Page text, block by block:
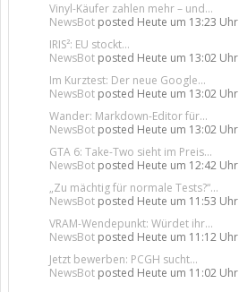
Vinyl-Käufer zahlen mehr – und...
NewsBot posted Heute um 13:23 Uhr
IRIS²: EU stockt...
NewsBot posted Heute um 13:02 Uhr
Im Kurztest: Der neue Google...
NewsBot posted Heute um 13:02 Uhr
Wander: Markdown-Editor für...
NewsBot posted Heute um 13:02 Uhr
GTA 6: Take-Two sieht im Preis...
NewsBot posted Heute um 12:42 Uhr
„Zu mächtig für normale Tests?“...
NewsBot posted Heute um 11:53 Uhr
VRAM-Wendepunkt: Würdet ihr...
NewsBot posted Heute um 11:12 Uhr
Jetzt bewerben: PCGH sucht...
NewsBot posted Heute um 11:02 Uhr